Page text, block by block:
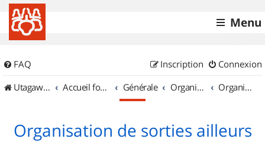
Menu
FAQ Connexion
Inscription
UtagawaVTT (Randos VTT et VTTAE avec traces GPS)
Accueil forum Générale Organisation de sorties & Recherche de partenaires Organisation de sorties ailleurs
Organisation de sorties ailleurs